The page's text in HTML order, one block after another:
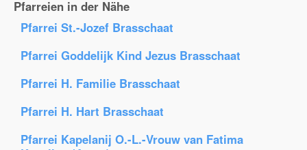
Pfarreien in der Nähe
Pfarrei St.-Jozef Brasschaat
Pfarrei Goddelijk Kind Jezus Brasschaat
Pfarrei H. Familie Brasschaat
Pfarrei H. Hart Brasschaat
Pfarrei Kapelanij O.-L.-Vrouw van Fatima